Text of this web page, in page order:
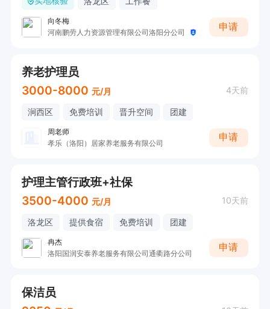
向冬梅
河南鹏劳人力资源管理有限公司洛阳分公司
申请
养老护理员
3000-8000 元/月 4天前
涧西区 免费培训 晋升空间 团建
周老师
孝乐（洛阳）居家养老服务有限公司
申请
护理主管行政班+社保
3500-4000 元/月 10天前
洛龙区 提供食宿 免费培训 团建
冉杰
洛阳国润安泰养老服务有限公司通衢路分公司
申请
保洁员